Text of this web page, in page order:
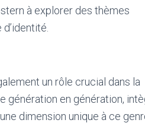
à explorer des thèmes
un rôle crucial dans la
génération en génération,
dimension unique à ce